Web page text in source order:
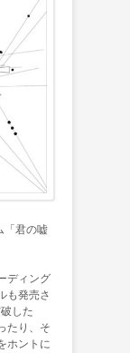
「君の嘘
ディング
も発売さ
した
たり、そ
ホントに